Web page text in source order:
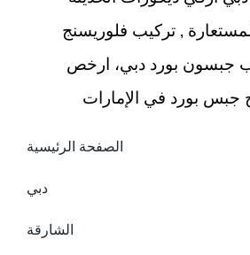
, تركيب فلوريسنج
جبسون بورد دبي، ارخص
جبس بورد في الإمارات
الصفحة الرئيسية
دبي
الشارقة